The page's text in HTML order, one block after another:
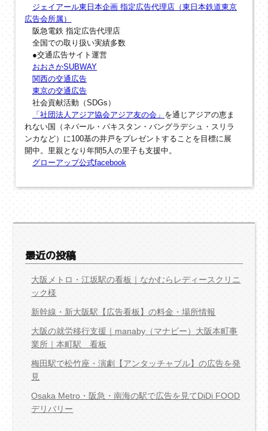
ジェイアール東日本企画 指定広告代理店（東日本鉄道東京
広告会所属）
阪急電鉄 指定広告代理店
全国での取り扱い実績多数
●交通広告サイト運営
おおさかSUBWAY
関西の交通広告
東京の交通広告
社会貢献活動（SDGs）
「社団法人アジア協会アジア友の会」 を通じアジアの恵ま
れない国（ネパール・パキスタン・バングラデシュ・スリラ
ンカなど）に100基の井戸をプレゼントすることを目標に展
開中。里親となり年間5人の里子も支援中。
グローアップ公式facebook
最近の投稿
大阪メトロ・江坂駅の看板｜なかむらレディースクリニ
ック様
新幹線・新大阪駅【広告看板】の料金・場所情報
大阪の就労移行支援｜manaby（マナビー）大阪本町事
業所｜本町駅 看板
梅田駅で松竹座・演劇【アンタッチャブル】の広告を発
見
Osaka Metro・阪急・南海の駅で広告を見てDiDi FOOD
デリバリー